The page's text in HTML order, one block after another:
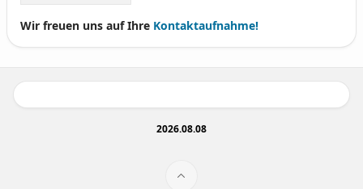
Wir freuen uns auf Ihre Kontaktaufnahme!
2026.08.08